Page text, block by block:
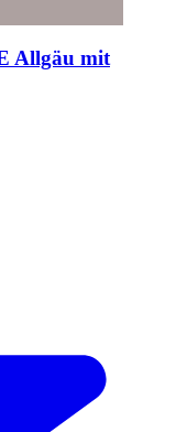
Allgäu mit